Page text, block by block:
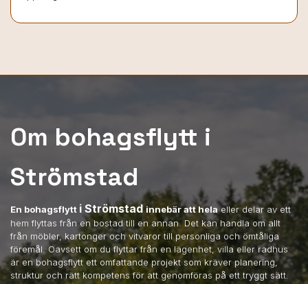
Om bohagsflytt i
Strömstad
En bohagsflytt i Strömstad innebär att helaeller delar av ett
hem flyttas från en bostad till en annan. Det kan handla om allt
från möbler, kartonger och vitvaror till personliga och ömtåliga
föremål. Oavsett om du flyttar från en lägenhet, villa eller radhus
är en bohagsflytt ett omfattande projekt som kräver planering,
struktur och rätt kompetens för att genomföras på ett tryggt sätt.